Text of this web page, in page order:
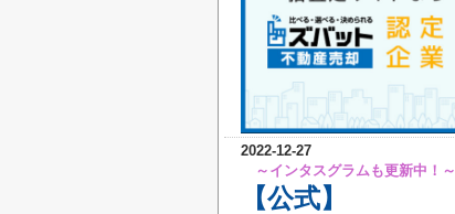
2022-12-27
～インタスグラムも更新中！～
【公式】